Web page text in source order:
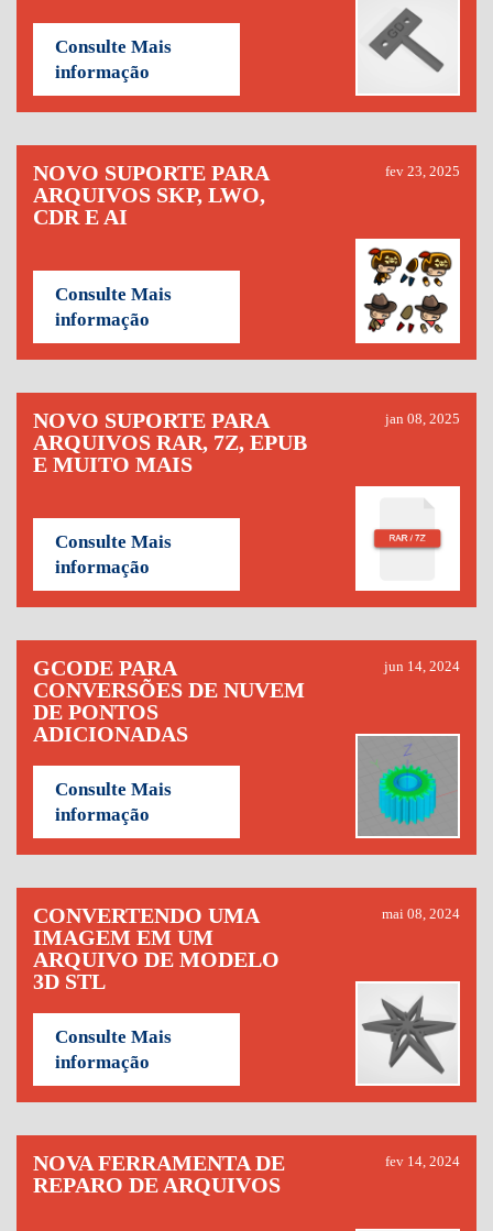
Consulte Mais
informação
NOVO SUPORTE PARA
ARQUIVOS SKP, LWO,
CDR E AI
fev 23, 2025
Consulte Mais
informação
NOVO SUPORTE PARA
ARQUIVOS RAR, 7Z, EPUB
E MUITO MAIS
jan 08, 2025
Consulte Mais
informação
GCODE PARA
CONVERSÕES DE NUVEM
DE PONTOS
ADICIONADAS
jun 14, 2024
Consulte Mais
informação
CONVERTENDO UMA
IMAGEM EM UM
ARQUIVO DE MODELO
3D STL
mai 08, 2024
Consulte Mais
informação
NOVA FERRAMENTA DE
REPARO DE ARQUIVOS
fev 14, 2024